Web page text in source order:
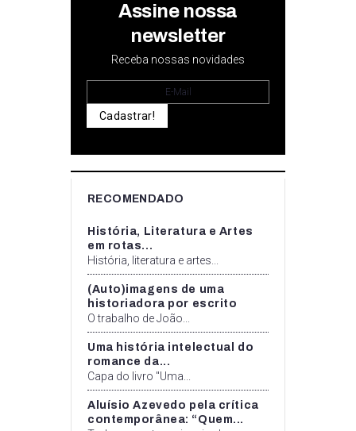
Assine nossa
newsletter
Receba nossas novidades
Cadastrar!
RECOMENDADO
História, Literatura e Artes
em rotas...
História, literatura e artes...
(Auto)imagens de uma
historiadora por escrito
O trabalho de João...
Uma história intelectual do
romance da...
Capa do livro "Uma...
Aluísio Azevedo pela crítica
contemporânea: “Quem...